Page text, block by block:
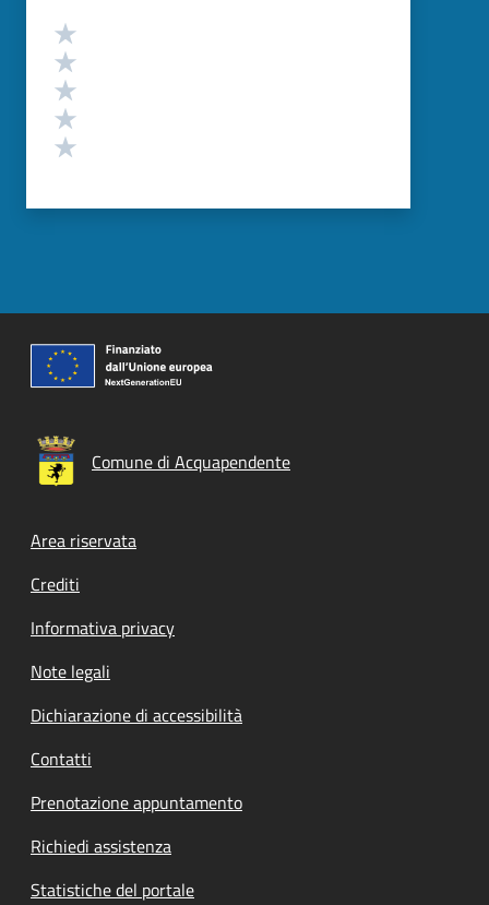
Valutazione
Comune di Acquapendente
Footer menu
Area riservata
Crediti
Informativa privacy
Note legali
Dichiarazione di accessibilità
Contatti
Prenotazione appuntamento
Richiedi assistenza
Statistiche del portale